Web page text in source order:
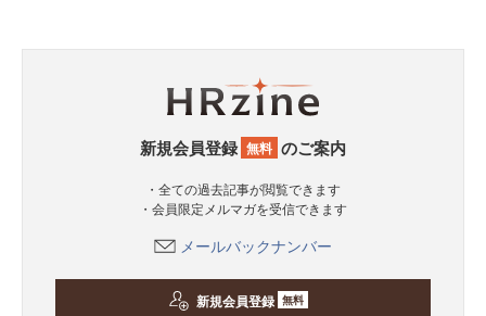
新規会員登録 無料 のご案内
・全ての過去記事が閲覧できます
・会員限定メルマガを受信できます
メールバックナンバー
新規会員登録 無料